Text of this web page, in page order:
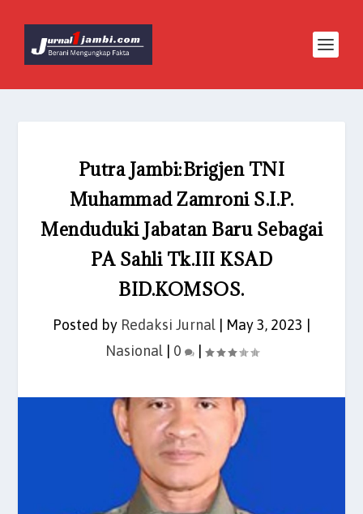
Putra Jambi:Brigjen TNI
Muhammad Zamroni S.I.P.
Menduduki Jabatan Baru Sebagai
PA Sahli Tk.III KSAD
BID.KOMSOS.
Posted by Redaksi Jurnal May 3, 2023
Nasional| 0 |